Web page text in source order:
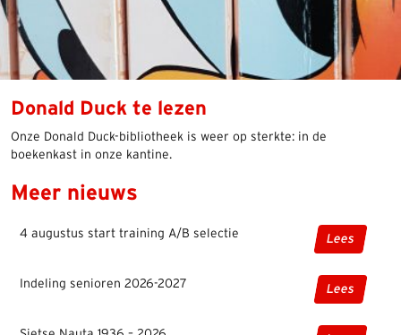
Donald Duck te lezen
Onze Donald Duck-bibliotheek is weer op sterkte: in de
boekenkast in onze kantine.
Meer nieuws
4 augustus start training A/B selectie Lees
Indeling senioren 2026-2027 Lees